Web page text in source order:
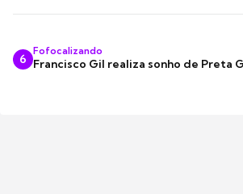
6
Fofocalizando
Francisco Gil realiza sonho de Preta